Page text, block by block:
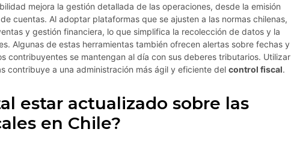
mejora la gestión detallada de las operaciones, desde la emisión
cuentas. Al adoptar plataformas que se ajusten a las normas chilenas,
y gestión financiera, lo que simplifica la recolección de datos y la
Algunas de estas herramientas también ofrecen alertas sobre fechas y
contribuyentes se mantengan al día con sus deberes tributarios. Utilizar
contribuye a una administración más ágil y eficiente del control fiscal.
estar actualizado sobre las
en Chile?